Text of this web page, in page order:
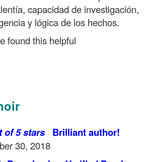
capacidad de investigación,
y lógica de los hechos.
found this helpful
of 5 stars Brilliant author!
30, 2018